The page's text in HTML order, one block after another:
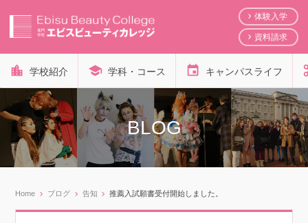
体験入学
資料請求
学校紹介 学科・コース キャンパスライフ
BLOG
Home ブログ 告知 推薦入試願書受付開始しました。